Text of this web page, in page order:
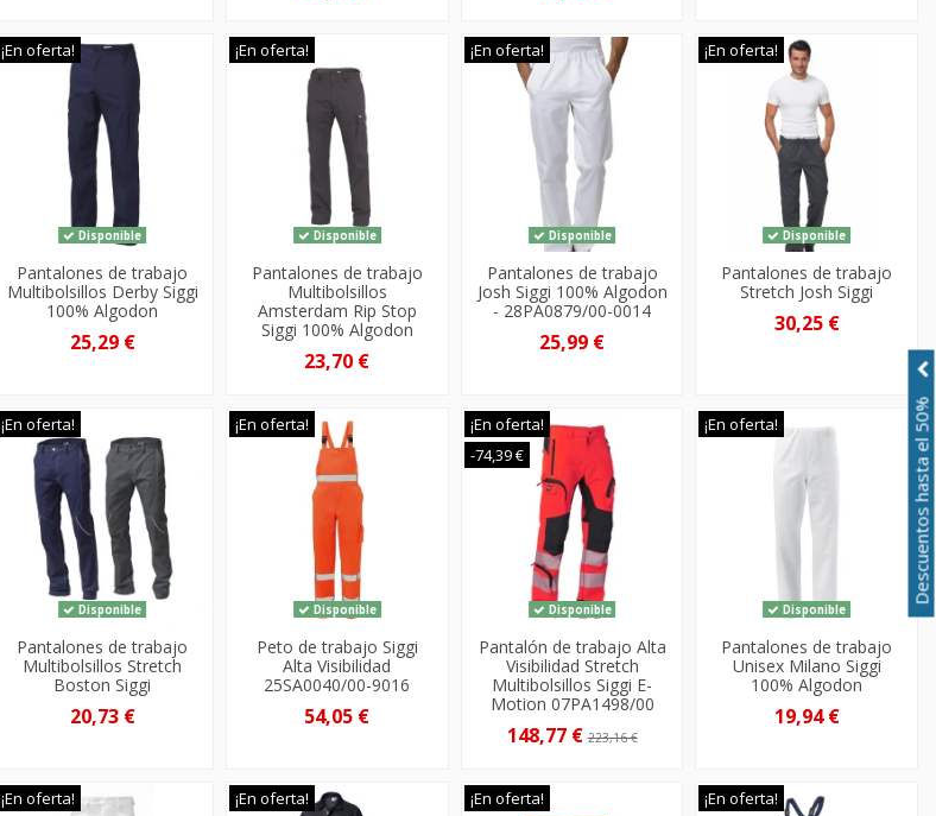
¡En oferta!
Disponible
Pantalones de trabajo
Multibolsillos Derby Siggi
100% Algodon
25,29 €
¡En oferta!
Disponible
Pantalones de trabajo
Multibolsillos
Amsterdam Rip Stop
Siggi 100% Algodon
23,70 €
¡En oferta!
Disponible
Pantalones de trabajo
Josh Siggi 100% Algodon
- 28PA0879/00-0014
25,99 €
¡En oferta!
Disponible
Pantalones de trabajo
Stretch Josh Siggi
30,25 €
¡En oferta!
Disponible
Pantalones de trabajo
Multibolsillos Stretch
Boston Siggi
20,73 €
¡En oferta!
Disponible
Peto de trabajo Siggi
Alta Visibilidad
25SA0040/00-9016
54,05 €
¡En oferta!
-74,39 €
Disponible
Pantalón de trabajo Alta
Visibilidad Stretch
Multibolsillos Siggi E-
Motion 07PA1498/00
148,77 €223,16 €
¡En oferta!
Disponible
Pantalones de trabajo
Unisex Milano Siggi
100% Algodon
19,94 €
¡En oferta! ¡En oferta! ¡En oferta! ¡En oferta!
Descuentos hasta el 50%